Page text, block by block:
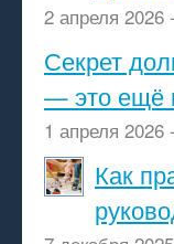
2 апреля 2026 -
Секрет
— это ещё
1 апреля 2026 -
Как